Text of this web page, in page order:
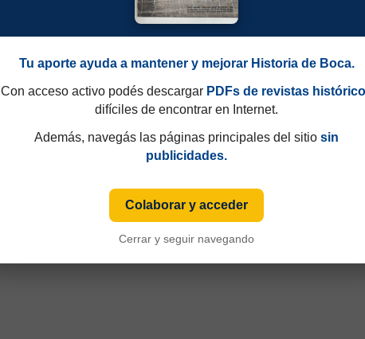
Tu aporte ayuda a mantener y mejorar Historia de Boca.
Con acceso activo podés descargar PDFs de revistas
difíciles de encontrar en Internet.
Además, navegás las páginas principales del sitio sin
publicidades.
Colaborar y acceder
Cerrar y seguir navegando